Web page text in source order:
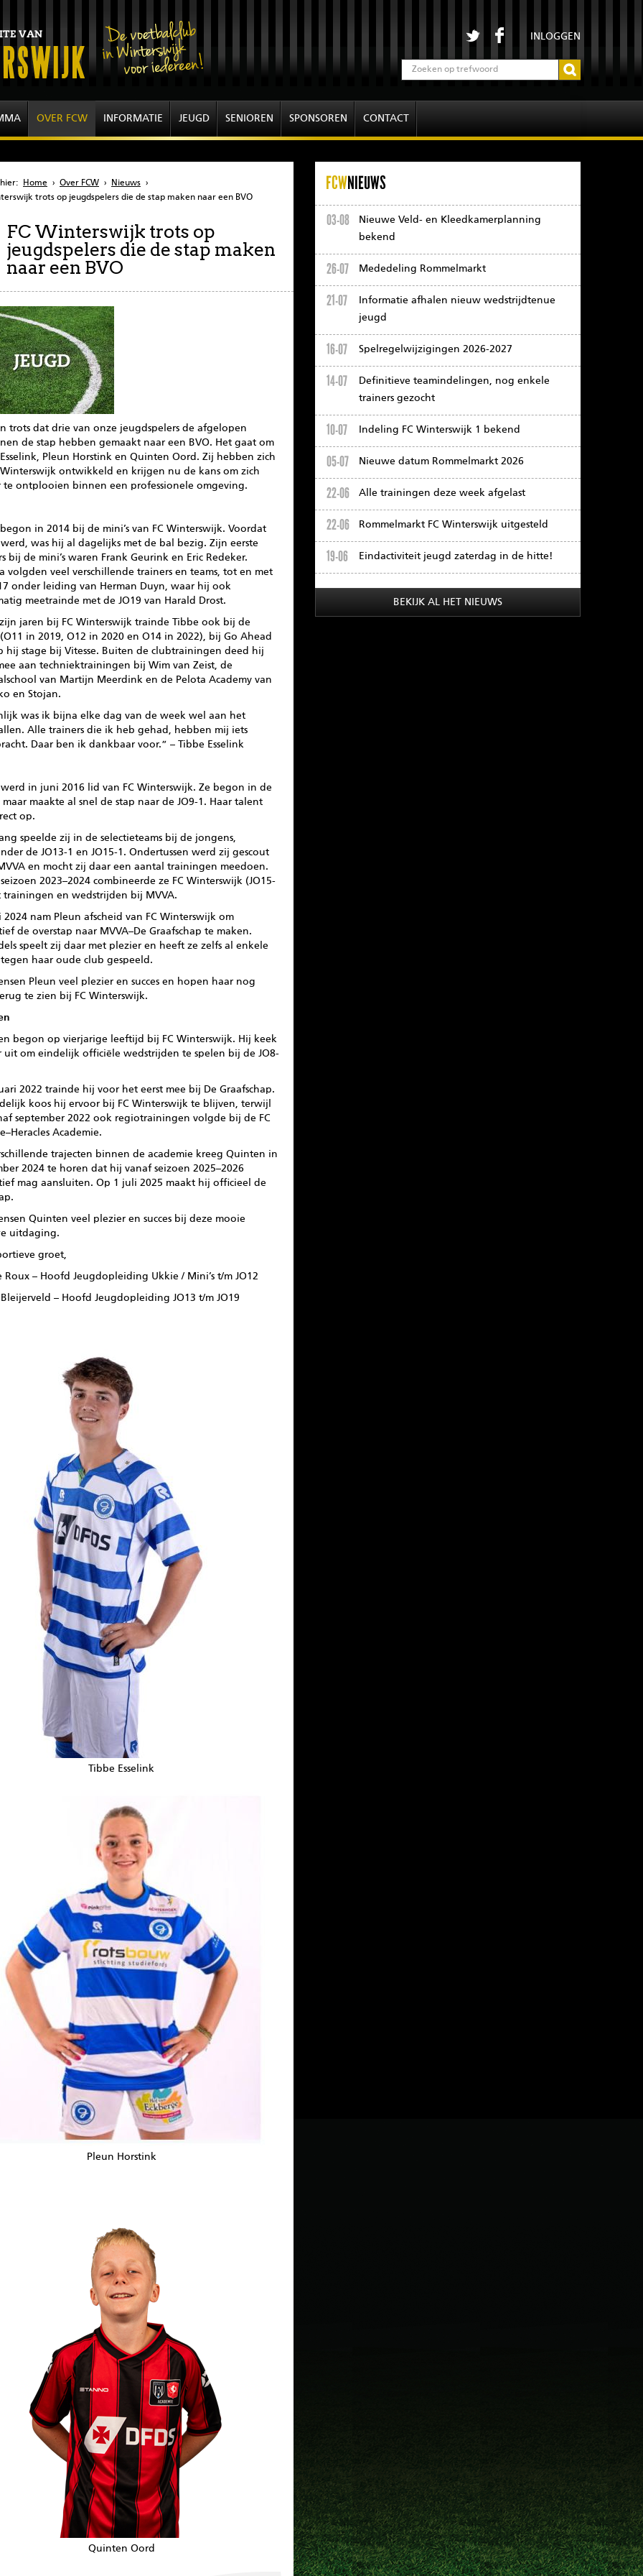
INLOGGEN
OVER FCW INFORMATIE JEUGD SENIOREN SPONSOREN CONTACT
Home › Over FCW › Nieuws ›
trots op jeugdspelers die de stap maken naar een BVO
FC Winterswijk trots op
jeugdspelers die de stap maken
naar een BVO
trots dat drie van onze jeugdspelers de afgelopen
de stap hebben gemaakt naar een BVO. Het gaat om
Pleun Horstink en Quinten Oord. Zij hebben zich
Winterswijk ontwikkeld en krijgen nu de kans om zich
te ontplooien binnen een professionele omgeving.
in 2014 bij de mini’s van FC Winterswijk. Voordat
was hij al dagelijks met de bal bezig. Zijn eerste
bij de mini’s waren Frank Geurink en Eric Redeker.
volgden veel verschillende trainers en teams, tot en met
onder leiding van Herman Duyn, waar hij ook
meetrainde met de JO19 van Harald Drost.
jaren bij FC Winterswijk trainde Tibbe ook bij de
(O11 in 2019, O12 in 2020 en O14 in 2022), bij Go Ahead
hij stage bij Vitesse. Buiten de clubtrainingen deed hij
aan techniektrainingen bij Wim van Zeist, de
van Martijn Meerdink en de Pelota Academy van
en Stojan.
was ik bijna elke dag van de week wel aan het
Alle trainers die ik heb gehad, hebben mij iets
Daar ben ik dankbaar voor.” – Tibbe Esselink
in juni 2016 lid van FC Winterswijk. Ze begon in de
maar maakte al snel de stap naar de JO9-1. Haar talent
op.
speelde zij in de selectieteams bij de jongens,
de JO13-1 en JO15-1. Ondertussen werd zij gescout
en mocht zij daar een aantal trainingen meedoen.
2023–2024 combineerde ze FC Winterswijk (JO15-
trainingen en wedstrijden bij MVVA.
nam Pleun afscheid van FC Winterswijk om
de overstap naar MVVA–De Graafschap te maken.
speelt zij daar met plezier en heeft ze zelfs al enkele
haar oude club gespeeld.
Pleun veel plezier en succes en hopen haar nog
te zien bij FC Winterswijk.
begon op vierjarige leeftijd bij FC Winterswijk. Hij keek
uit om eindelijk officiële wedstrijden te spelen bij de JO8-
2022 trainde hij voor het eerst mee bij De Graafschap.
koos hij ervoor bij FC Winterswijk te blijven, terwijl
september 2022 ook regiotrainingen volgde bij de FC
Academie.
trajecten binnen de academie kreeg Quinten in
2024 te horen dat hij vanaf seizoen 2025–2026
mag aansluiten. Op 1 juli 2025 maakt hij officieel de
Quinten veel plezier en succes bij deze mooie
uitdaging.
groet,
Roux – Hoofd Jeugdopleiding Ukkie / Mini’s t/m JO12
– Hoofd Jeugdopleiding JO13 t/m JO19
Tibbe Esselink
Pleun Horstink
Quinten Oord
FCWNIEUWS
03-08
Nieuwe Veld- en Kleedkamerplanning
bekend
26-07 Mededeling Rommelmarkt
21-07
Informatie afhalen nieuw wedstrijdtenue
jeugd
16-07 Spelregelwijzigingen 2026-2027
14-07
Definitieve teamindelingen, nog enkele
trainers gezocht
10-07 Indeling FC Winterswijk 1 bekend
05-07 Nieuwe datum Rommelmarkt 2026
22-06 Alle trainingen deze week afgelast
22-06 Rommelmarkt FC Winterswijk uitgesteld
19-06 Eindactiviteit jeugd zaterdag in de hitte!
BEKIJK AL HET NIEUWS